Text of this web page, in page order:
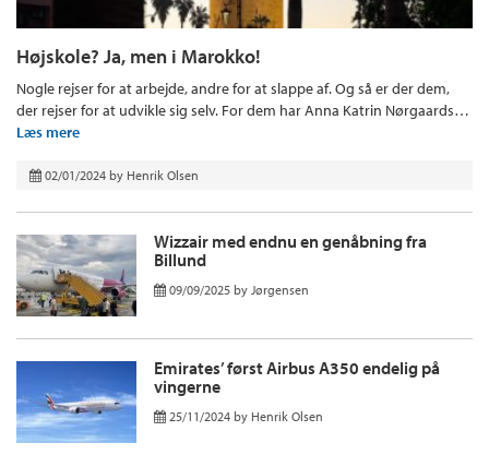
Højskole? Ja, men i Marokko!
Nogle rejser for at arbejde, andre for at slappe af. Og så er der dem,
der rejser for at udvikle sig selv. For dem har Anna Katrin Nørgaards…
Læs mere
02/01/2024 by Henrik Olsen
Wizzair med endnu en genåbning fra
Billund
09/09/2025 by Jørgensen
Emirates’ først Airbus A350 endelig på
vingerne
25/11/2024 by Henrik Olsen